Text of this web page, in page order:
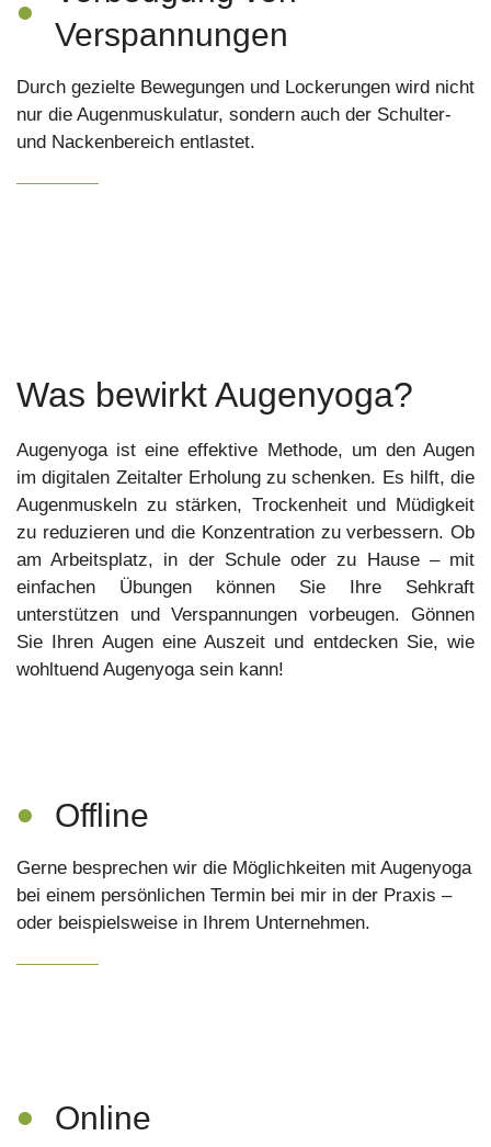
•
Verspannungen
Durch gezielte Bewegungen und Lockerungen wird nicht
nur die Augenmuskulatur, sondern auch der Schulter-
und Nackenbereich entlastet.
Was bewirkt Augenyoga?
Augenyoga ist eine effektive Methode, um den Augen
im digitalen Zeitalter Erholung zu schenken. Es hilft, die
Augenmuskeln zu stärken, Trockenheit und Müdigkeit
zu reduzieren und die Konzentration zu verbessern. Ob
am Arbeitsplatz, in der Schule oder zu Hause – mit
einfachen Übungen können Sie Ihre Sehkraft
unterstützen und Verspannungen vorbeugen. Gönnen
Sie Ihren Augen eine Auszeit und entdecken Sie, wie
wohltuend Augenyoga sein kann!
• Offline
Gerne besprechen wir die Möglichkeiten mit Augenyoga
bei einem persönlichen Termin bei mir in der Praxis –
oder beispielsweise in Ihrem Unternehmen.
• Online